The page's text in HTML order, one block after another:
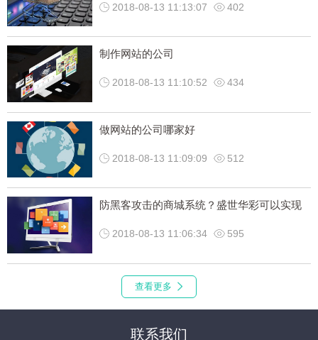
2018-08-13 11:13:07 402
制作网站的公司
2018-08-13 11:10:52 434
做网站的公司哪家好
2018-08-13 11:09:09 512
防黑客攻击的商城系统？盛世华彩可以实现
2018-08-13 11:06:34 595
查看更多
联系我们